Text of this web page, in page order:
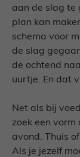
aan de slag te
plan kan
schema voor
de slag
de ochtend
uurtje. En dat
Net als bij
zoek een
avond. Thuis
Als je jezelf